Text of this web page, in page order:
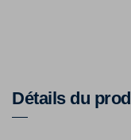
Détails du